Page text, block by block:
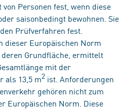
Personen fest, wenn diese
saisonbedingt bewohnen. Sie
Prüfverfahren fest.
dieser Europäischen Norm
Grundfläche, ermittelt
mit der
als 13,5 m2 ist. Anforderungen
gehören nicht zum
Europäischen Norm. Diese